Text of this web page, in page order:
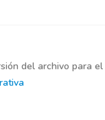
del archivo para